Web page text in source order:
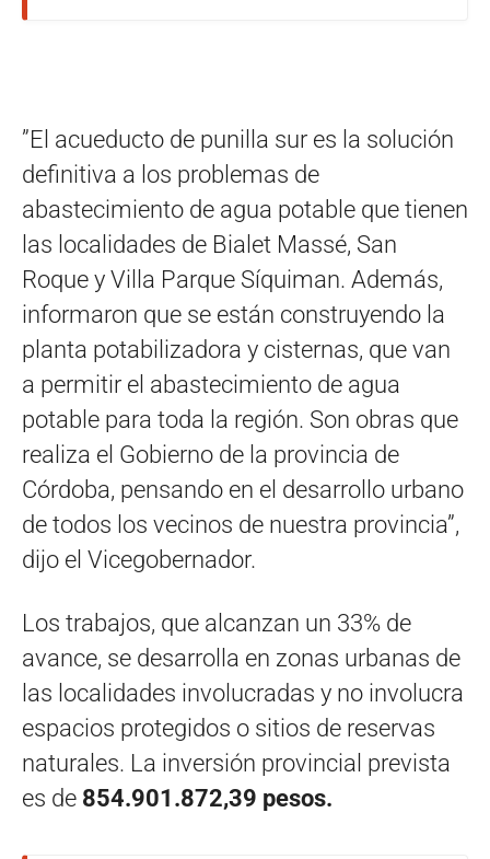
”El acueducto de punilla sur es la solución
definitiva a los problemas de
abastecimiento de agua potable que tienen
las localidades de Bialet Massé, San
Roque y Villa Parque Síquiman. Además,
informaron que se están construyendo la
planta potabilizadora y cisternas, que van
a permitir el abastecimiento de agua
potable para toda la región. Son obras que
realiza el Gobierno de la provincia de
Córdoba, pensando en el desarrollo urbano
de todos los vecinos de nuestra provincia”,
dijo el Vicegobernador.
Los trabajos, que alcanzan un 33% de
avance, se desarrolla en zonas urbanas de
las localidades involucradas y no involucra
espacios protegidos o sitios de reservas
naturales. La inversión provincial prevista
es de 854.901.872,39 pesos.